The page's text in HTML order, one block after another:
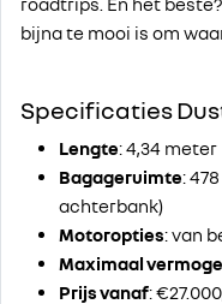
bijna te mooi is om
Specificaties
Lengte: 4,34 meter
Bagageruimte:
achterbank)
Motoropties: van
Maximaal
Prijs vanaf: